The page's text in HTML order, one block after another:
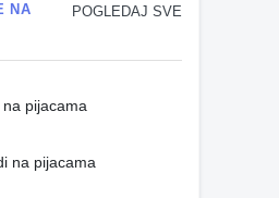
POGLEDAJ SVE
NA
pijacama
na pijacama